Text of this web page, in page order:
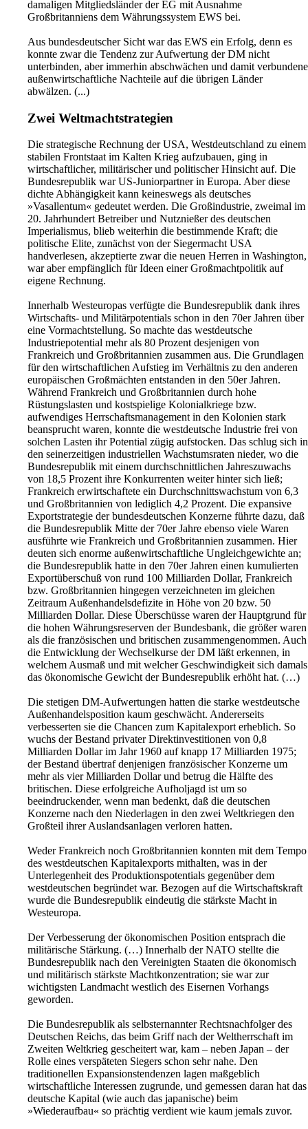
damaligen Mitgliedsländer der EG mit Ausnahme
Großbritanniens dem Währungssystem EWS bei.
Aus bundesdeutscher Sicht war das EWS ein Erfolg, denn es
konnte zwar die Tendenz zur Aufwertung der DM nicht
unterbinden, aber immerhin abschwächen und damit verbundene
außenwirtschaftliche Nachteile auf die übrigen Länder
abwälzen. (...)
Zwei Weltmachtstrategien
Die strategische Rechnung der USA, Westdeutschland zu einem
stabilen Frontstaat im Kalten Krieg aufzubauen, ging in
wirtschaftlicher, militärischer und politischer Hinsicht auf. Die
Bundesrepublik war US-Juniorpartner in Europa. Aber diese
dichte Abhängigkeit kann keineswegs als deutsches
»Vasallentum« gedeutet werden. Die Großindustrie, zweimal im
20. Jahrhundert Betreiber und Nutznießer des deutschen
Imperialismus, blieb weiterhin die bestimmende Kraft; die
politische Elite, zunächst von der Siegermacht USA
handverlesen, akzeptierte zwar die neuen Herren in Wa­shington,
war aber empfänglich für Ideen einer Großmachtpolitik auf
eigene Rechnung.
Innerhalb Westeuropas verfügte die Bundesrepublik dank ihres
Wirtschafts- und Militärpotentials schon in den 70er Jahren über
eine Vormachtstellung. So machte das westdeutsche
Industriepotential mehr als 80 Prozent desjenigen von
Frankreich und Großbritannien zusammen aus. Die Grundlagen
für den wirtschaftlichen Aufstieg im Verhältnis zu den anderen
europäischen Großmächten entstanden in den 50er Jahren.
Während Frankreich und Großbritan­nien durch hohe
Rüstungslasten und kostspielige Kolonialkriege bzw.
aufwendiges Herrschaftsmanagement in den Kolonien stark
beansprucht waren, konnte die westdeutsche Industrie frei von
solchen Lasten ihr Potential zügig aufstocken. Das schlug sich in
den seinerzeitigen industriellen Wachstumsraten nieder, wo die
Bundesrepublik mit einem durchschnittlichen Jahreszuwachs
von 18,5 Prozent ihre Konkurrenten weiter hinter sich ließ;
Frankreich erwirtschaftete ein Durchschnittswachstum von 6,3
und Großbritannien von lediglich 4,2 Prozent. Die expansive
Exportstrategie der bundesdeutschen Konzerne führte dazu, daß
die Bundesrepublik Mitte der 70er Jahre ebenso viele Waren
ausführte wie Frankreich und Großbritannien zusammen. Hier
deuten sich enorme außenwirtschaftliche Ungleichgewichte an;
die Bundesrepublik hatte in den 70er Jahren einen kumulierten
Exportüberschuß von rund 100 Milliarden Dollar, Frankreich
bzw. Großbritannien hingegen verzeichneten im gleichen
Zeitraum Außenhandelsdefizite in Höhe von 20 bzw. 50
Milliarden Dollar. Diese Überschüsse waren der Hauptgrund für
die hohen Währungsreserven der Bundesbank, die größer waren
als die französischen und britischen zusammengenommen. Auch
die Entwicklung der Wechselkurse der DM läßt erkennen, in
welchem Ausmaß und mit welcher Geschwindigkeit sich damals
das ökonomische Gewicht der Bundesrepublik erhöht hat. (…)
Die stetigen DM-Aufwertungen hatten die starke westdeutsche
Außenhandelsposition kaum geschwächt. Andererseits
verbesserten sie die Chancen zum Kapitalexport erheblich. So
wuchs der Bestand privater Direktinvestitionen von 0,8
Milliarden Dollar im Jahr 1960 auf knapp 17 Milliarden 1975;
der Bestand übertraf denjenigen französischer Konzerne um
mehr als vier Milliarden Dollar und betrug die Hälfte des
britischen. Diese erfolgreiche Aufholjagd ist um so
beeindruckender, wenn man bedenkt, daß die deutschen
Konzerne nach den Niederlagen in den zwei Weltkriegen den
Großteil ihrer Auslandsanlagen verloren hatten.
Weder Frankreich noch Großbritannien konnten mit dem Tempo
des westdeutschen Kapital­exports mithalten, was in der
Unterlegenheit des Produktionspotentials gegenüber dem
westdeutschen begründet war. Bezogen auf die Wirtschaftskraft
wurde die Bundesrepublik eindeutig die stärkste Macht in
Westeuropa.
Der Verbesserung der ökonomischen Posi­tion entsprach die
militärische Stärkung. (…) Innerhalb der NATO stellte die
Bundesrepublik nach den Vereinigten Staaten die ökonomisch
und militärisch stärkste Machtkonzentration; sie war zur
wichtigsten Landmacht westlich des Eisernen Vorhangs
geworden.
Die Bundesrepublik als selbsternannter Rechtsnachfolger des
Deutschen Reichs, das beim Griff nach der Weltherrschaft im
Zweiten Weltkrieg gescheitert war, kam – neben Japan – der
Rolle eines verspäteten Siegers schon sehr nahe. Den
traditionellen Expansionstendenzen lagen maßgeblich
wirtschaftliche Interessen zugrunde, und gemessen daran hat das
deutsche Kapital (wie auch das japanische) beim
»Wiederaufbau« so prächtig verdient wie kaum jemals zuvor.